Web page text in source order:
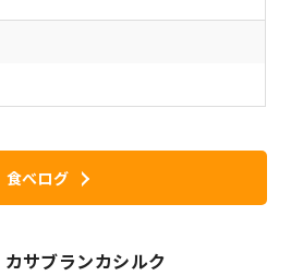
食べログ
カサブランカシルク